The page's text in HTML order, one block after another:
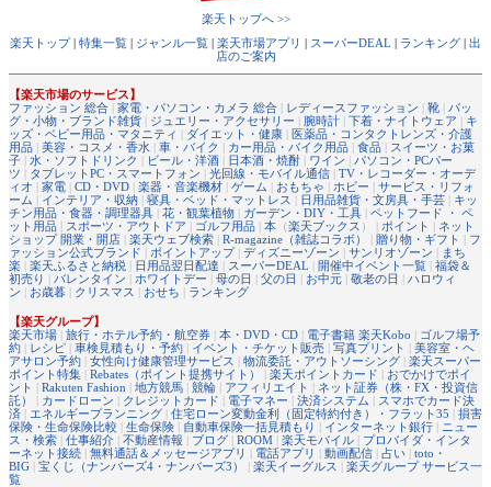
楽天トップへ >>
楽天トップ| 特集一覧 | ジャンル一覧 | 楽天市場アプリ | スーパーDEAL | ランキング | 出
店のご案内
【楽天市場のサービス】
ファッション 総合 | 家電・パソコン・カメラ 総合 | レディースファッション | 靴 | バッ
グ・小物・ブランド雑貨 | ジュエリー・アクセサリー | 腕時計 | 下着・ナイトウェア | キ
ッズ・ベビー用品・マタニティ | ダイエット・健康 | 医薬品・コンタクトレンズ・介護
用品 | 美容・コスメ・香水 | 車・バイク | カー用品・バイク用品 | 食品 | スイーツ・お菓
子 | 水・ソフトドリンク | ビール・洋酒 | 日本酒・焼酎 | ワイン | パソコン・PCパー
ツ | タブレットPC・スマートフォン | 光回線・モバイル通信 | TV・レコーダー・オーデ
ィオ | 家電 | CD・DVD | 楽器・音楽機材 | ゲーム | おもちゃ | ホビー | サービス・リフォ
ーム | インテリア・収納 | 寝具・ベッド・マットレス | 日用品雑貨・文房具・手芸 | キッ
チン用品・食器・調理器具 | 花・観葉植物 | ガーデン・DIY・工具 | ペットフード ・ ペ
ット用品 | スポーツ・アウトドア | ゴルフ用品 | 本 （楽天ブックス ） | ポイント | ネット
ショップ 開業・開店 | 楽天ウェブ検索 | R-magazine（雑誌コラボ） | 贈り物・ギフト | フ
ァッション公式ブランド | ポイントアップ| ディズニーゾーン | サンリオゾーン | まち
楽 | 楽天ふるさと納税 | 日用品翌日配達 | スーパーDEAL | 開催中イベント一覧 | 福袋＆
初売り | バレンタイン | ホワイトデー | 母の日 | 父の日 | お中元 | 敬老の日 | ハロウィ
ン | お歳暮 | クリスマス | おせち | ランキング
【楽天グループ】
楽天市場 | 旅行・ホテル予約・航空券 | 本・DVD・CD | 電子書籍 楽天Kobo | ゴルフ場予
約 | レシピ | 車検見積もり・予約 | イベント・チケット販売 | 写真プリント | 美容室・ヘ
アサロン予約 | 女性向け健康管理サービス | 物流委託・アウトソーシング | 楽天スーパー
ポイント特集 | Rebates（ポイント提携サイト） | 楽天ポイントカード | おでかけでポイ
ント | Rakuten Fashion | 地方競馬 | 競輪 | アフィリエイト | ネット証券（株・FX・投資信
託）
| カードローン | クレジットカード | 電子マネー | 決済システム | スマホでカード決
済 | エネルギープランニング | 住宅ローン変動金利（固定特約付き）・フラット35 | 損害
保険・生命保険比較 | 生命保険 | 自動車保険一括見積もり | インターネット銀行 | ニュー
ス・検索 | 仕事紹介 | 不動産情報 | ブログ | ROOM | 楽天モバイル | プロバイダ・インタ
ーネット接続 | 無料通話＆メッセージアプリ | 電話アプリ | 動画配信 | 占い | toto・
BIG | 宝くじ（ナンバーズ4・ナンバーズ3） | 楽天イーグルス | 楽天グループ サービス一
覧